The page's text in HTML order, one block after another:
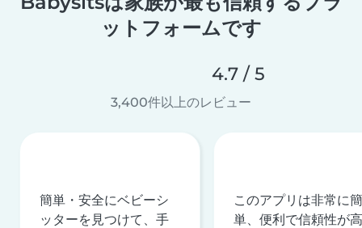
ットフォームです
4.7 / 5
3,400件以上のレビュー
簡単・安全にベビーシ
ッターを見つけて、手
このアプリは非常に簡
単、便利で信頼性が高